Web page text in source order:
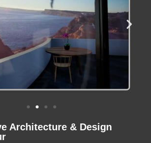
Architecture & Design